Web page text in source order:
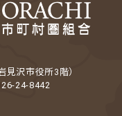
見沢市役所3階）
24-8442